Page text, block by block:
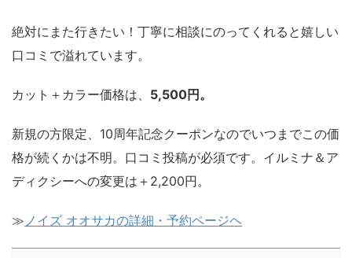
絶対にまた行きたい！丁寧に相談にのってくれると嬉しい
口コミで溢れています。
カット＋カラー価格は、 5,500円。
新規の方限定、10周年記念クーポンなのでいつまでこの価
格が続くかは不明。口コミ投稿が必須です。イルミナ＆ア
ディクシーへの変更は＋2,200円。
≫ ノイズ オオサカの詳細・予約ページヘ